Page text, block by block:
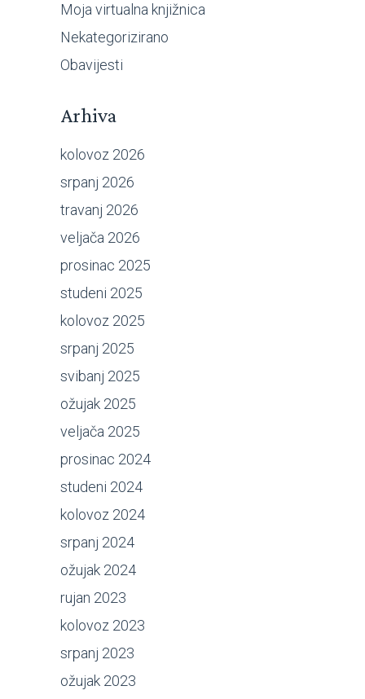
Moja virtualna knjižnica
Nekategorizirano
Obavijesti
Arhiva
kolovoz 2026
srpanj 2026
travanj 2026
veljača 2026
prosinac 2025
studeni 2025
kolovoz 2025
srpanj 2025
svibanj 2025
ožujak 2025
veljača 2025
prosinac 2024
studeni 2024
kolovoz 2024
srpanj 2024
ožujak 2024
rujan 2023
kolovoz 2023
srpanj 2023
ožujak 2023